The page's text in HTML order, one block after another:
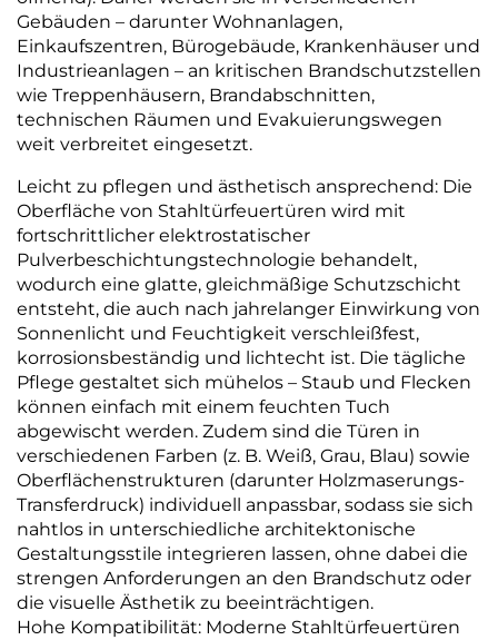
Gebäuden – darunter Wohnanlagen,
Einkaufszentren, Bürogebäude, Krankenhäuser und
Industrieanlagen – an kritischen Brand­schutz­stellen
wie Treppenhäusern, Brandabschnitten,
technischen Räumen und Evakuierungs­wegen
weit verbreitet eingesetzt.
Leicht zu pflegen und ästhetisch ansprechend: Die
Oberfläche von Stahltürfeuertüren wird mit
fortschrittlicher elektrostatischer
Pulverbeschichtungstechnologie behandelt,
wodurch eine glatte, gleichmäßige Schutzschicht
entsteht, die auch nach jahrelanger Einwirkung von
Sonnenlicht und Feuchtigkeit verschleißfest,
korrosionsbeständig und lichtecht ist. Die tägliche
Pflege gestaltet sich mühelos – Staub und Flecken
können einfach mit einem feuchten Tuch
abgewischt werden. Zudem sind die Türen in
verschiedenen Farben (z. B. Weiß, Grau, Blau) sowie
Oberflächenstrukturen (darunter Holzmaserungs-
Transferdruck) individuell anpassbar, sodass sie sich
nahtlos in unterschiedliche architektonische
Gestaltungsstile integrieren lassen, ohne dabei die
strengen Anforderungen an den Brandschutz oder
die visuelle Ästhetik zu beeinträchtigen.
Hohe Kompatibilität: Moderne Stahltürfeuertüren